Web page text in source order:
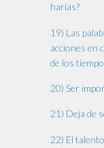
harías?
19) Las
acciones en
de los
20) Ser
21) Deja de
22) El